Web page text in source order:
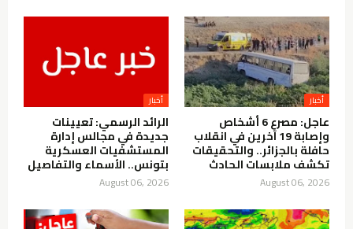
أخبار
عاجل: مصرع 6 أشخاص
وإصابة 19 آخرين في انقلاب
حافلة بالجزائر.. والتحقيقات
تكشف ملابسات الحادث
August 06, 2026
أخبار
الرائد الرسمي: تعيينات
جديدة في مجالس إدارة
المستشفيات العسكرية
بتونس.. الأسماء والتفاصيل
August 06, 2026